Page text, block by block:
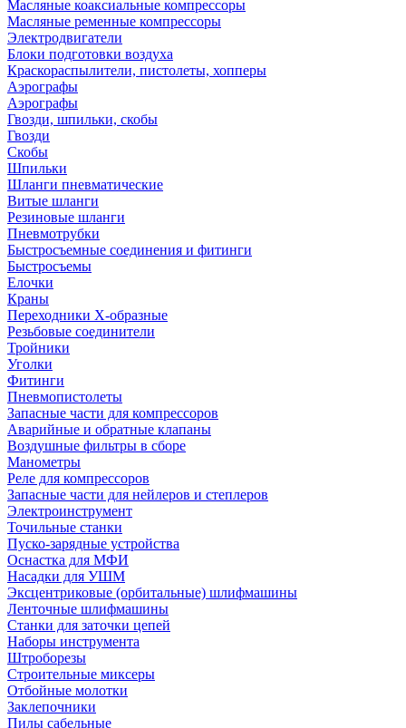
Масляные коаксиальные компрессоры
Масляные ременные компрессоры
Электродвигатели
Блоки подготовки воздуха
Краскораспылители, пистолеты, хопперы
Аэрографы
Аэрографы
Гвозди, шпильки, скобы
Гвозди
Скобы
Шпильки
Шланги пневматические
Витые шланги
Резиновые шланги
Пневмотрубки
Быстросъемные соединения и фитинги
Быстросъемы
Елочки
Краны
Переходники Х-образные
Резьбовые соединители
Тройники
Уголки
Фитинги
Пневмопистолеты
Запасные части для компрессоров
Аварийные и обратные клапаны
Воздушные фильтры в сборе
Манометры
Реле для компрессоров
Запасные части для нейлеров и степлеров
Электроинструмент
Точильные станки
Пуско-зарядные устройства
Оснастка для МФИ
Насадки для УШМ
Эксцентриковые (орбитальные) шлифмашины
Ленточные шлифмашины
Станки для заточки цепей
Наборы инструмента
Штроборезы
Строительные миксеры
Отбойные молотки
Заклепочники
Пилы сабельные